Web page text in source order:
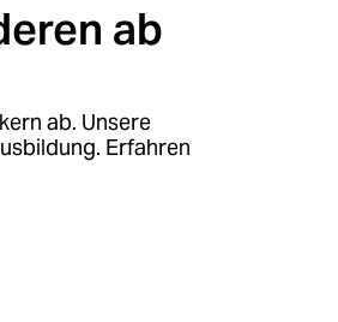
ab
ab. Unsere
Erfahren